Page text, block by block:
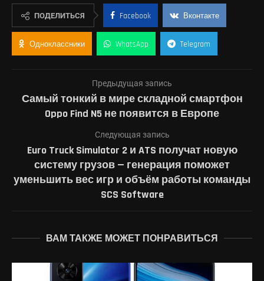
ПОДЕЛИТЬСЯ Facebook Вконтакте
Одноклассники WhatsApp Telegram
Предыдущая запись
Самый тонкий в мире складной смартфон
Oppo Find N5 не появится в Европе
Следующая запись
Euro Truck Simulator 2 и ATS получат новую
систему грузов — генерация поможет
уменьшить вес игр и объём работы команды
SCS Software
ВАМ ТАКЖЕ МОЖЕТ ПОНРАВИТЬСЯ